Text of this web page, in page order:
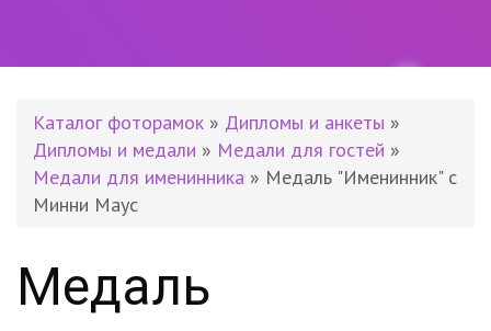
Каталог фоторамок » Дипломы и анкеты »
Дипломы и медали » Медали для гостей »
Медали для именинника » Медаль "Именинник" с
Минни Маус
Медаль